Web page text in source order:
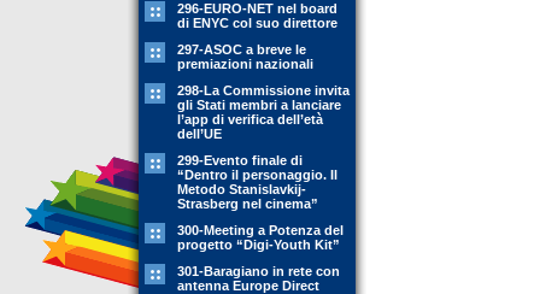
296-EURO-NET nel board
di ENYC col suo direttore
297-ASOC a breve le
premiazioni nazionali
298-La Commissione invita
gli Stati membri a lanciare
l’app di verifica dell’età
dell’UE
299-Evento finale di
“Dentro il personaggio. Il
Metodo Stanislavkij-
Strasberg nel cinema”
300-Meeting a Potenza del
progetto “Digi-Youth Kit”
301-Baragiano in rete con
antenna Europe Direct